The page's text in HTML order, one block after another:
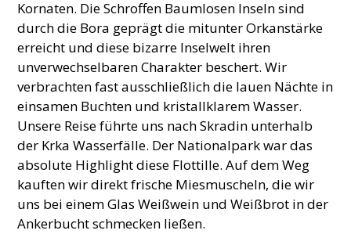
Kornaten. Die Schroffen Baumlosen Inseln sind
durch die Bora geprägt die mitunter Orkanstärke
erreicht und diese bizarre Inselwelt ihren
unverwechselbaren Charakter beschert. Wir
verbrachten fast ausschließlich die lauen Nächte in
einsamen Buchten und kristallklarem Wasser.
Unsere Reise führte uns nach Skradin unterhalb
der Krka Wasserfälle. Der Nationalpark war das
absolute Highlight diese Flottille. Auf dem Weg
kauften wir direkt frische Miesmuscheln, die wir
uns bei einem Glas Weißwein und Weißbrot in der
Ankerbucht schmecken ließen.